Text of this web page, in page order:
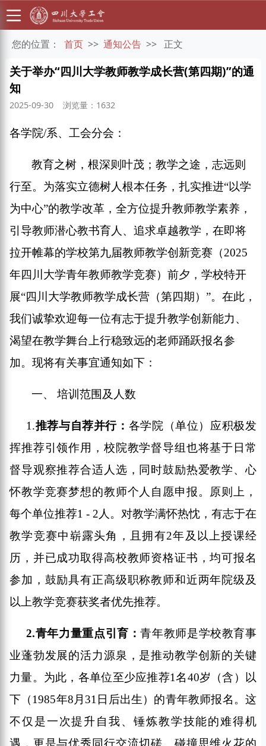
您的位置： 首页 >> 通知公告 >> 正文
关于举办“四川大学教师教学成长营(第四期)”的通
知
2025-09-30 浏览量：1632
各学院/系、工会分会 ：
教育之树，根深则叶茂；教学之途，志远则
行至。 为落实立德树人根本任务，扎实推进“以学
为中心”的教学改革， 全方位提升教师教学素养 ，
引导教师潜心教书育人、追求卓越教学， 在即将
拉开帷幕的学校第九届教师教学创新竞赛（2025
年四川大学青年教师教学竞赛）前夕，学校特开
展“四川大学教师教学成长营（第四期） ”。在此，
我们诚挚欢迎每一位有志于提升教学创新能力、
渴望在教学舞台上行稳致远的老师踊跃报名参
加。现将有关事宜通知如下：
一、 培训范围及人数
1.推荐与自荐并行 ： 各学院（单位） 应积极发
挥推荐引领作用， 校院教学督导组也将基于日常
督导观察推荐合适人选，同时鼓励热爱教学、心
怀教学竞赛梦想的教师个人自愿申报。原则上，
每个单位推荐1 - 2 人。对教学满怀热忱，有志于在
教学竞赛中崭露头角，且拥有2年及以上授课经
历，并已成功取得高校教师资格证书，均可报名
参加 ， 鼓励具有正高级职称教师和近两年院级及
以上教学竞赛获奖者优先推荐。
2.青年力量重点引育 ：青年教师是学校教育事
业蓬勃发展的活力源泉，是推动教学创新的关键
力量。为此，各单位至少应推荐1名40岁（含）以
下（1985年8 月 31 日后出生）的青年教师报名。这
不仅是一次提升自我、锤炼教学技能的难得机
遇，更是与优秀同行交流切磋、碰撞思维火花的